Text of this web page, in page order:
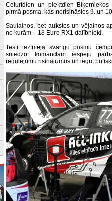
Ceturtdien un piektdien
pirmā posma, kas norisināsies 9. un
Saulainos, bet aukstos un vējainos
no kurām – 18 Euro RX1 dalībnieki.
Testi iezīmēja svarīgu posmu
sniedzot komandām iespēju
regulējumu risinājumus un iegūt